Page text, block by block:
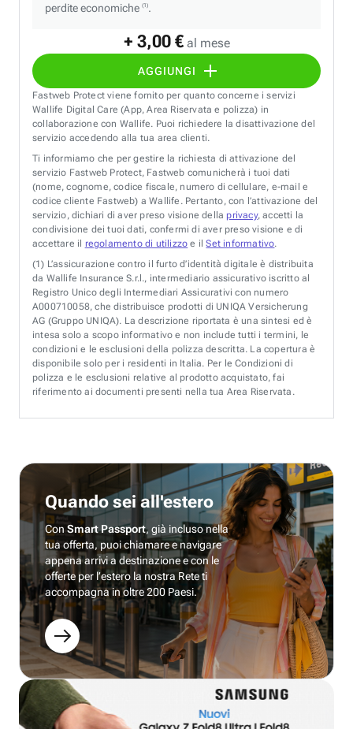
+ 3,00 € al mese
AGGIUNGI
perdite economiche (1).
Fastweb Protect viene fornito per quanto concerne i servizi
Wallife Digital Care (App, Area Riservata e polizza) in
collaborazione con Wallife. Puoi richiedere la disattivazione del
servizio accedendo alla tua area clienti.
Ti informiamo che per gestire la richiesta di attivazione del
servizio Fastweb Protect, Fastweb comunicherà i tuoi dati
(nome, cognome, codice fiscale, numero di cellulare, e-mail e
codice cliente Fastweb) a Wallife. Pertanto, con l’attivazione del
servizio, dichiari di aver preso visione della privacy, accetti la
condivisione dei tuoi dati, confermi di aver preso visione e di
accettare il regolamento di utilizzo e ilSet informativo.
(1) L’assicurazione contro il furto d’identità digitale è distribuita
da Wallife Insurance S.r.l., intermediario assicurativo iscritto al
Registro Unico degli Intermediari Assicurativi con numero
A000710058, che distribuisce prodotti di UNIQA Versicherung
AG (Gruppo UNIQA). La descrizione riportata è una sintesi ed è
intesa solo a scopo informativo e non include tutti i termini, le
condizioni e le esclusioni della polizza descritta. La copertura è
disponibile solo per i residenti in Italia. Per le Condizioni di
polizza e le esclusioni relative al prodotto acquistato, fai
riferimento ai documenti presenti nella tua Area Riservata.
Quando sei all'estero
ConSmart Passport, già incluso nella
tua offerta, puoi chiamare e navigare
appena arrivi a destinazione e con le
offerte per l’estero la nostra Rete ti
accompagna in oltre 200 Paesi.